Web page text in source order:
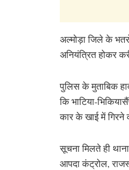
अल्मोड़ा जिले के
अनियंत्रित होकर
पुलिस के मुताबिक
कि भाटिया-
कार के खाई में
सूचना मिलते ही
आपदा कंट्रोल,